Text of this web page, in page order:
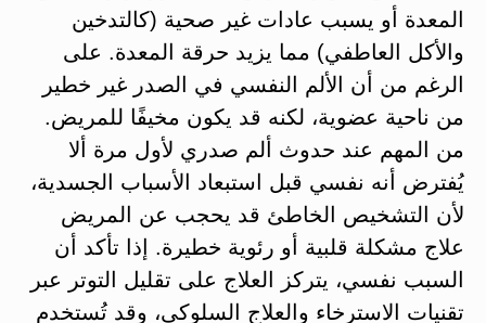
المعدة أو يسبب عادات غير صحية (كالتدخين
والأكل العاطفي) مما يزيد حرقة المعدة. على
الرغم من أن الألم النفسي في الصدر غير خطير
من ناحية عضوية، لكنه قد يكون مخيفًا للمريض.
من المهم عند حدوث ألم صدري لأول مرة ألا
يُفترض أنه نفسي قبل استبعاد الأسباب الجسدية،
لأن التشخيص الخاطئ قد يحجب عن المريض
علاج مشكلة قلبية أو رئوية خطيرة. إذا تأكد أن
السبب نفسي، يتركز العلاج على تقليل التوتر عبر
تقنيات الاسترخاء والعلاج السلوكي، وقد تُستخدم